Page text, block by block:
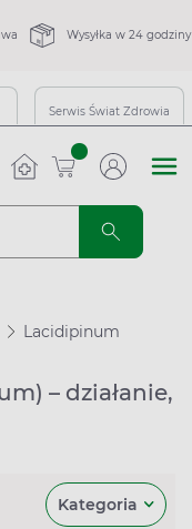
Wysyłka w 24 godziny
Serwis Świat Zdrowia
sztuk
Lacidipinum
– działanie,
Kategoria